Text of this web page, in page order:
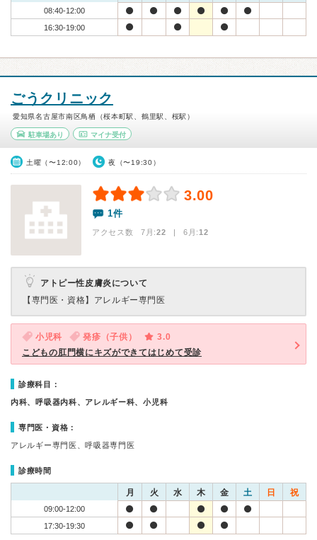
08:40-12:00
16:30-19:00
ごうクリニック
愛知県名古屋市南区鳥栖（桜本町駅、鶴里駅、桜駅）
駐車場あり マイナ受付
土曜（〜12:00） 夜（〜19:30）
3.00
1件
アクセス数 7月:22 | 6月:12
アトピー性皮膚炎について
【専門医・資格】 アレルギー専門医
小児科 発疹（子供）
3.0
こどもの肛門横にキズができてはじめて受診
診療科目：
内科、呼吸器内科、アレルギー科、小児科
専門医・資格：
アレルギー専門医、呼吸器専門医
診療時間
月 火 水 木 金 土 日 祝
09:00-12:00
17:30-19:30